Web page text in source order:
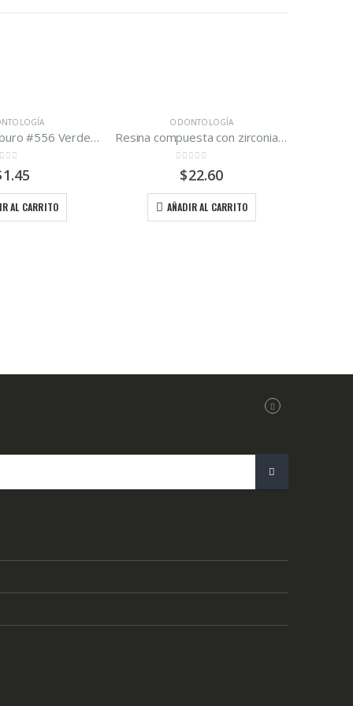
Fresas de carburo #556 Verdent
of 5
1.45
AL CARRITO
ODONTOLOGÍA
Resina compuesta con zirconia A3 Zirconfill Maquira
out of 5
$22.60
AÑADIR AL CARRITO